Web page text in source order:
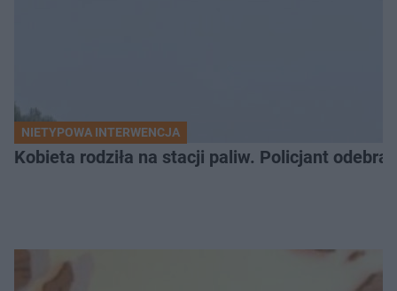
NIETYPOWA INTERWENCJA
Kobieta rodziła na stacji paliw. Policjant